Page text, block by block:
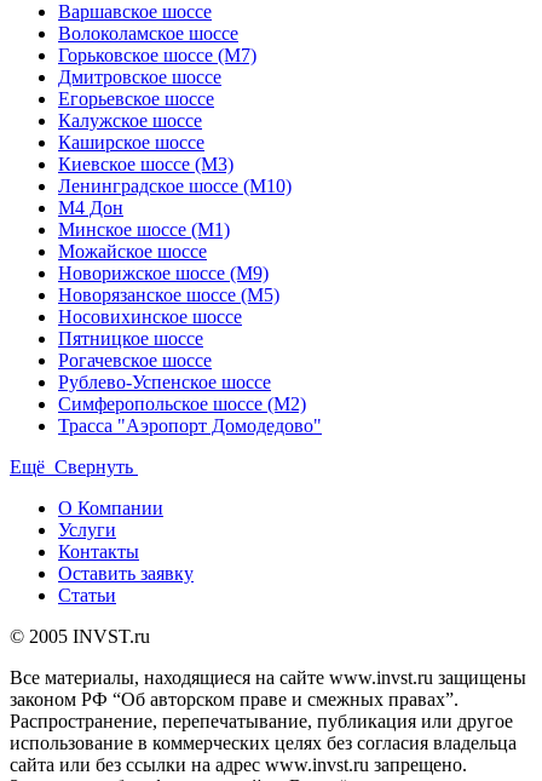
Варшавское шоссе
Волоколамское шоссе
Горьковское шоссе (М7)
Дмитровское шоссе
Егорьевское шоссе
Калужское шоссе
Каширское шоссе
Киевское шоссе (М3)
Ленинградское шоссе (М10)
М4 Дон
Минское шоссе (М1)
Можайское шоссе
Новорижское шоссе (М9)
Новорязанское шоссе (М5)
Носовихинское шоссе
Пятницкое шоссе
Рогачевское шоссе
Рублево-Успенское шоссе
Симферопольское шоссе (М2)
Трасса "Аэропорт Домодедово"
Ещё Свернуть
О Компании
Услуги
Контакты
Оставить заявку
Статьи
© 2005 INVST.ru
Все материалы, находящиеся на сайте www.invst.ru защищены
законом РФ “Об авторском праве и смежных правах”.
Распространение, перепечатывание, публикация или другое
использование в коммерческих целях без согласия владельца
сайта или без ссылки на адрес www.invst.ru запрещено.